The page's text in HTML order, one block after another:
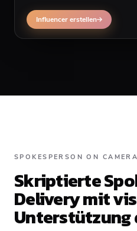
Single-Frame-Talking-
Influencer erstellen
SPOKESPERSON ON CAMERA
Skriptierte
Delivery mit
Unterstützung